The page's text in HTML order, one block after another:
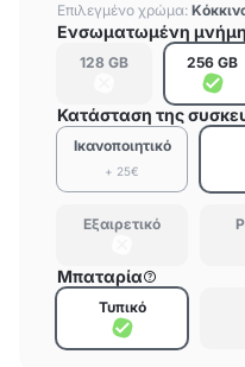
Επιλεγμένο χρώμα:
Ενσωματωμένη μνήμη
128 GB 256 GB
Κατάσταση της
Ικανοποιητικό
+ 25€
Εξαιρετικό
Μπαταρία
Τυπικό